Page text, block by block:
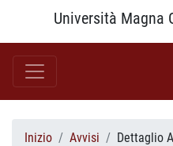
Università Magna
Inizio Avvisi Dettaglio